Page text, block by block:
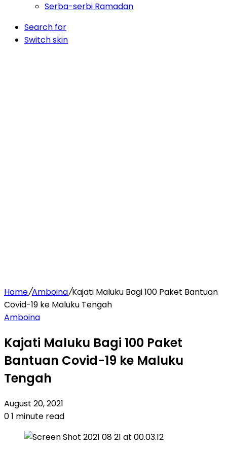
Serba-serbi Ramadan
Search for
Switch skin
Home/Amboina/Kajati Maluku Bagi 100 Paket Bantuan
Covid-19 ke Maluku Tengah
Amboina
Kajati Maluku Bagi 100 Paket
Bantuan Covid-19 ke Maluku
Tengah
August 20, 2021
01 minute read